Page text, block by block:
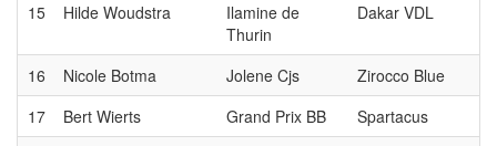
15
Hilde Woudstra
Ilamine de
Thurin
Dakar VDL
16 Nicole Botma Jolene Cjs
Zirocco Blue
17
Bert Wierts Grand Prix BB
Spartacus